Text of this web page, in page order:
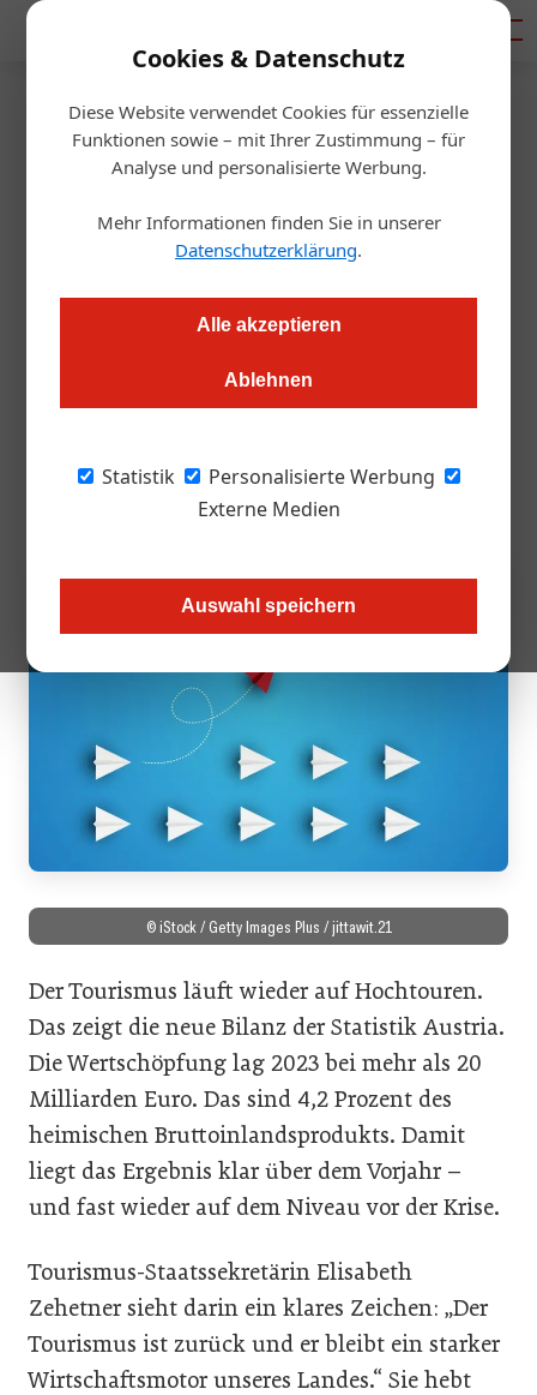
Cookies & Datenschutz
Diese Website verwendet Cookies für essenzielle
Funktionen sowie – mit Ihrer Zustimmung – für
Analyse und personalisierte Werbung.
Mehr Informationen finden Sie in unserer
Datenschutzerklärung.
Alle akzeptieren
Ablehnen
Statistik
Personalisierte Werbung
Externe Medien
Auswahl speichern
Startseite/Tourismusbranche
Tourismuspolitik
Tourismus: Update für den
„Plan T“
Staatssekretärin Zehetner nennt den Tourismus einen
und neue Probleme. Nun wird der „Plan T“ überarbeitet. Wer
mitreden will, hat jetzt die Chance dazu.
© iStock / Getty Images Plus / jittawit.21
Der Tourismus läuft wieder auf Hochtouren.
Das zeigt die neue Bilanz der Statistik Austria.
Die Wertschöpfung lag 2023 bei mehr als 20
Milliarden Euro. Das sind 4,2 Prozent des
heimischen Bruttoinlandsprodukts. Damit
liegt das Ergebnis klar über dem Vorjahr –
und fast wieder auf dem Niveau vor der Krise.
Tourismus-Staatssekretärin Elisabeth
Zehetner sieht darin ein klares Zeichen: „Der
Tourismus ist zurück und er bleibt ein starker
Wirtschaftsmotor unseres Landes.“ Sie hebt